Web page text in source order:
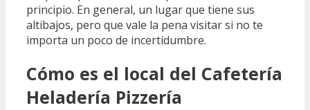
principio. En general, un lugar que tiene sus
altibajos, pero que vale la pena visitar si no te
importa un poco de incertidumbre.
Cómo es el local del Cafetería
Heladería Pizzería